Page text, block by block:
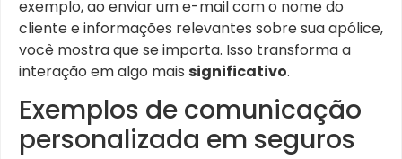
exemplo, ao enviar um e-mail com o nome do
cliente e informações relevantes sobre sua apólice,
você mostra que se importa. Isso transforma a
interação em algo mais significativo.
Exemplos de comunicação
personalizada em seguros